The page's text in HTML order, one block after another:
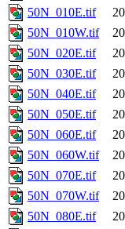
50N_010E.tif
50N_010W.tif
50N_020E.tif
50N_030E.tif
50N_040E.tif
50N_050E.tif
50N_060E.tif
50N_060W.tif
50N_070E.tif
50N_070W.tif
50N_080E.tif